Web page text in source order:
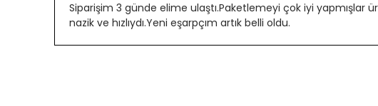
Siparişim 3 günde elime ulaştı.Paketlemeyi çok iyi
nazik ve hızlıydı.Yeni eşarpçım artık belli oldu.